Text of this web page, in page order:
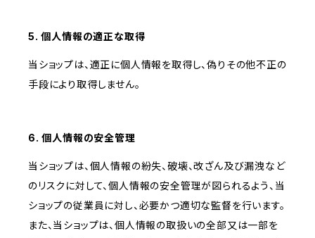
5. 個人情報の適正な取得
当ショップは、適正に個人情報を取得し、偽りその他不正の
手段により取得しません。
6. 個人情報の安全管理
当ショップは、個人情報の紛失、破壊、改ざん及び漏洩など
のリスクに対して、個人情報の安全管理が図られるよう、当
ショップの従業員に対し、必要かつ適切な監督を行います。
また、当ショップは、個人情報の取扱いの全部又は一部を